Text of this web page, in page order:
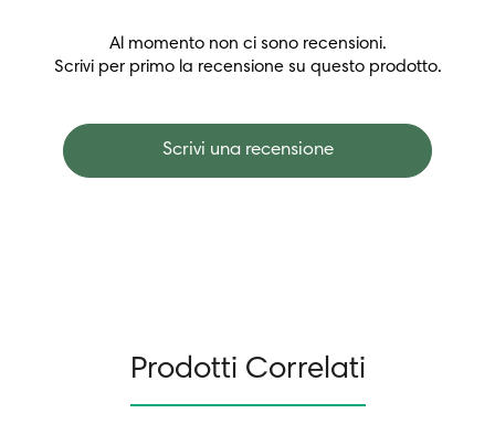
Al momento non ci sono recensioni.
Scrivi per primo la recensione su questo prodotto.
Scrivi una recensione
Prodotti Correlati